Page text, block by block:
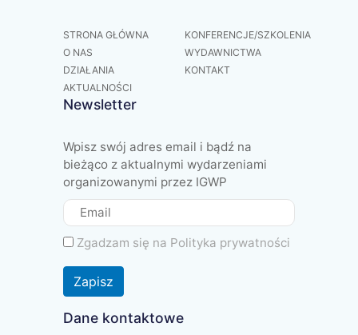
STRONA GŁÓWNA
O NAS
DZIAŁANIA
AKTUALNOŚCI
KONFERENCJE/SZKOLENIA
WYDAWNICTWA
KONTAKT
Newsletter
Wpisz swój adres email i bądź na
bieżąco z aktualnymi wydarzeniami
organizowanymi przez IGWP
Zgadzam się na Polityka prywatności
Zapisz
Dane kontaktowe